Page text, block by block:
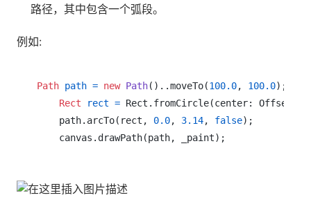
路径，其中包含一个弧段。
例如:
Path path = new Path()..moveTo(100.0, 100.0);
Rect
rect = Rect.fromCircle(center: Offset(
    path.arcTo(rect,
0.0, 3.14, false);